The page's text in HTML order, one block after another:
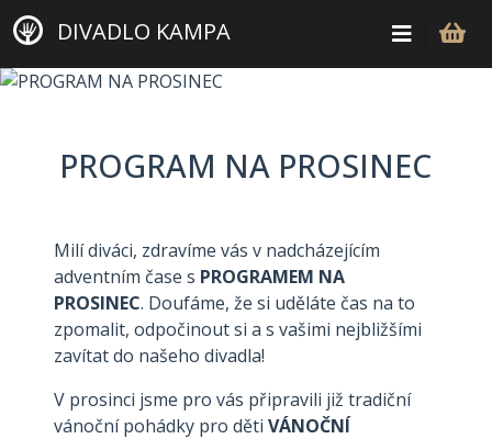
DIVADLO KAMPA
PROGRAM NA PROSINEC
Milí diváci, zdravíme vás v nadcházejícím
adventním čase s PROGRAMEM NA
PROSINEC. Doufáme, že si uděláte čas na to
zpomalit, odpočinout si a s vašimi nejbližšími
zavítat do našeho divadla!
V prosinci jsme pro vás připravili již tradiční
vánoční pohádky pro dětiVÁNOČNÍ